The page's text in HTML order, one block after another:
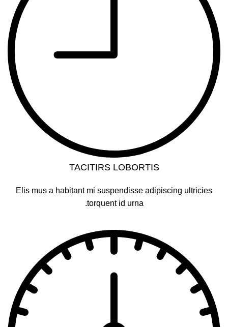
TACITIRS LOBORTIS
Elis mus a habitant mi suspendisse adipiscing ultricies
torquent id urna.